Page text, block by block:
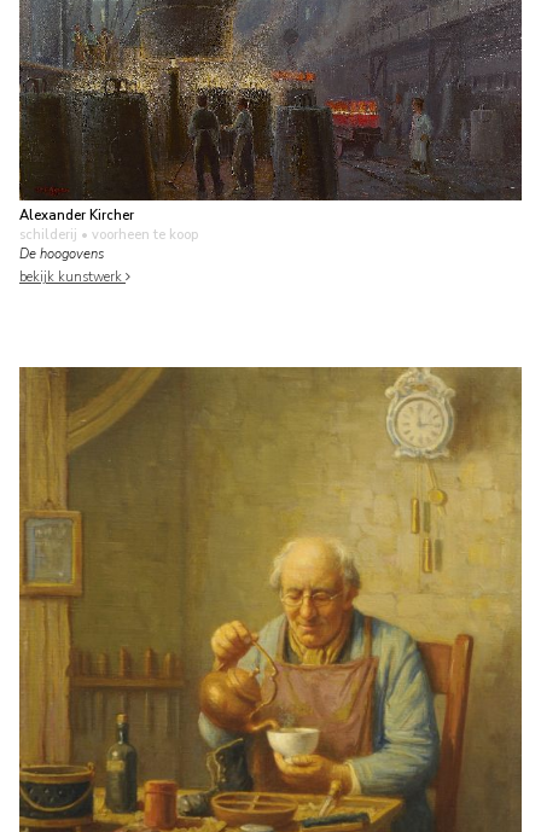
Alexander Kircher
schilderij • voorheen te koop
De hoogovens
bekijk kunstwerk